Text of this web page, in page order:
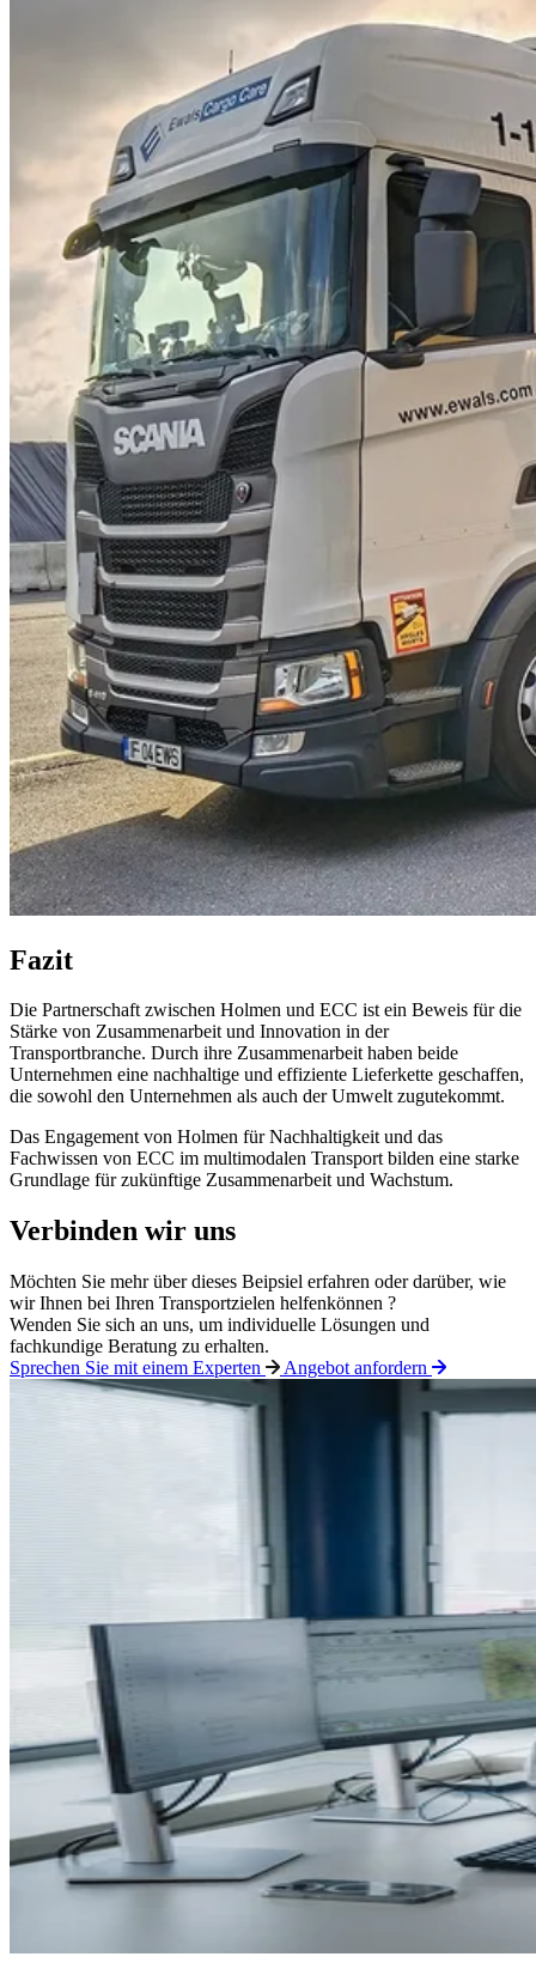
Fazit
Die Partnerschaft zwischen Holmen und ECC ist ein Beweis für die
Stärke von Zusammenarbeit und Innovation in der
Transportbranche. Durch ihre Zusammenarbeit haben beide
Unternehmen eine nachhaltige und effiziente Lieferkette geschaffen,
die sowohl den Unternehmen als auch der Umwelt zugutekommt.
Das Engagement von Holmen für Nachhaltigkeit und das
Fachwissen von ECC im multimodalen Transport bilden eine starke
Grundlage für zukünftige Zusammenarbeit und Wachstum.
Verbinden wir uns
Möchten Sie mehr über dieses Beipsiel erfahren oder darüber, wie
wirIhnen bei Ihren Transportzielen helfenkönnen ?
Wenden Sie sich an uns, um individuelle Lösungen und
fachkundige Beratung zu erhalten.
Sprechen Sie mit einem Experten
Angebot anfordern